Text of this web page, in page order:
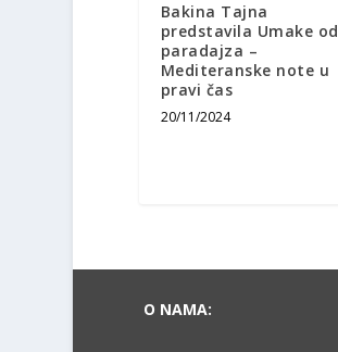
Bakina Tajna
predstavila Umake od
paradajza –
Mediteranske note u
pravi čas
20/11/2024
O NAMA: